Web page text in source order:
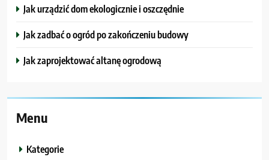
Jak urządzić dom ekologicznie i oszczędnie
Jak zadbać o ogród po zakończeniu budowy
Jak zaprojektować altanę ogrodową
Menu
Kategorie